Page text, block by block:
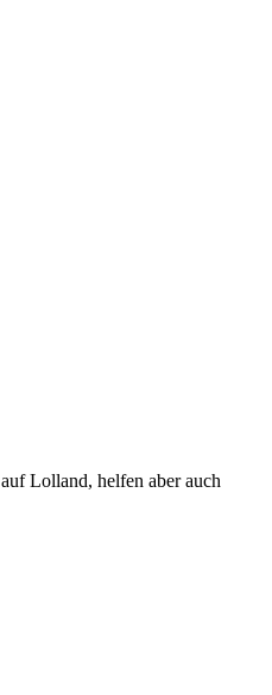
Lolland, helfen aber auch